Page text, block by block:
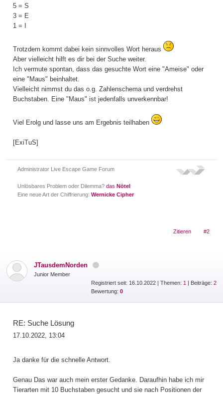
5 = S
3 = E
1 = I
Trotzdem kommt dabei kein sinnvolles Wort heraus
Aber vielleicht hilft es dir bei der Suche weiter.
Ich vermute spontan, dass das gesuchte Wort eine "Ameise" oder
eine "Maus" beinhaltet.
Vielleicht nimmst du das o.g. Zahlenschema und verdrehst
Buchstaben. Eine "Maus" ist jedenfalls unverkennbar!
Viel Erolg und lasse uns am Ergebnis teilhaben
[ExiTuS]
Administrator Live Escape Game Forum
Unlösbares Problem oder Dilemma? das Nötel
Eine neue Art der Chiffrierung: Wernicke Cipher
Zitieren #2
JTausdemNorden
Junior Member
Registriert seit: 16.10.2022 |Themen: 1 | Beiträge:2
Bewertung:0
RE: Suche Lösung
17.10.2022, 13:04
Ja danke für die schnelle Antwort.
Genau Das war auch mein erster Gedanke. Daraufhin habe ich mir
Tierarten mit 10 Buchstaben gesucht und sie nach Positionen der